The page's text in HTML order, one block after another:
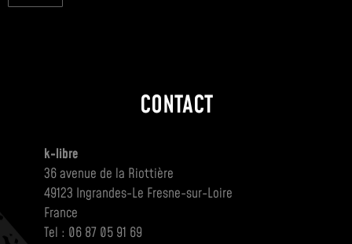
CONTACT
k-libre
36 avenue de la Riottière
49123 Ingrandes-Le Fresne-sur-Loire
France
Tel : 06 87 05 91 69